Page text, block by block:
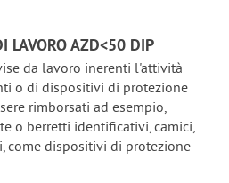
LAVORO AZD<50 DIP
da lavoro inerenti l'attività
o di dispositivi di protezione
rimborsati ad esempio,
o berretti identificativi, camici,
come dispositivi di protezione